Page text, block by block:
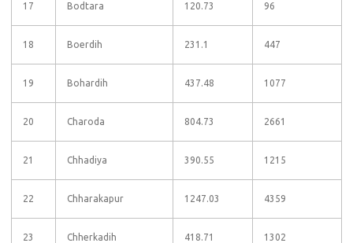
17 Bodtara 120.73 96
18 Boerdih 231.1 447
19 Bohardih 437.48 1077
20 Charoda 804.73 2661
21 Chhadiya 390.55 1215
22 Chharakapur 1247.03 4359
23 Chherkadih 418.71 1302